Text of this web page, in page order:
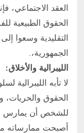
العقد
الحقوق الطبيعية
التقليدية وسعوا
الجمهورية،.
لليبرالية والأخلاق:
لا تأبه
الحقوق والحريات،
للشخص أن يمارس
أصبحت ممارساته